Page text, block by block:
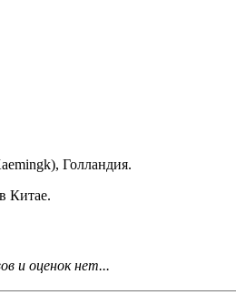
Голландия.
Китае.
и оценок нет...